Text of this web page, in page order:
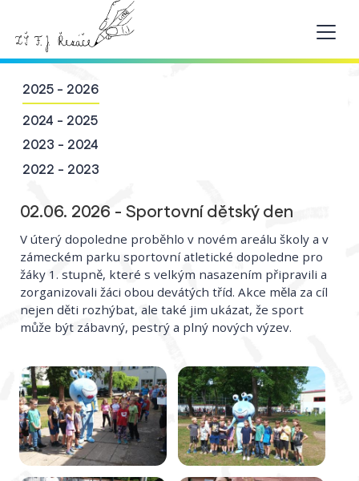
2025 - 2026
2024 - 2025
2023 - 2024
2022 - 2023
02.06. 2026 - Sportovní dětský den
V úterý dopoledne proběhlo v novém areálu školy a v
zámeckém parku sportovní atletické dopoledne pro
žáky 1. stupně, které s velkým nasazením připravili a
zorganizovali žáci obou devátých tříd. Akce měla za cíl
nejen děti rozhýbat, ale také jim ukázat, že sport
může být zábavný, pestrý a plný nových výzev.